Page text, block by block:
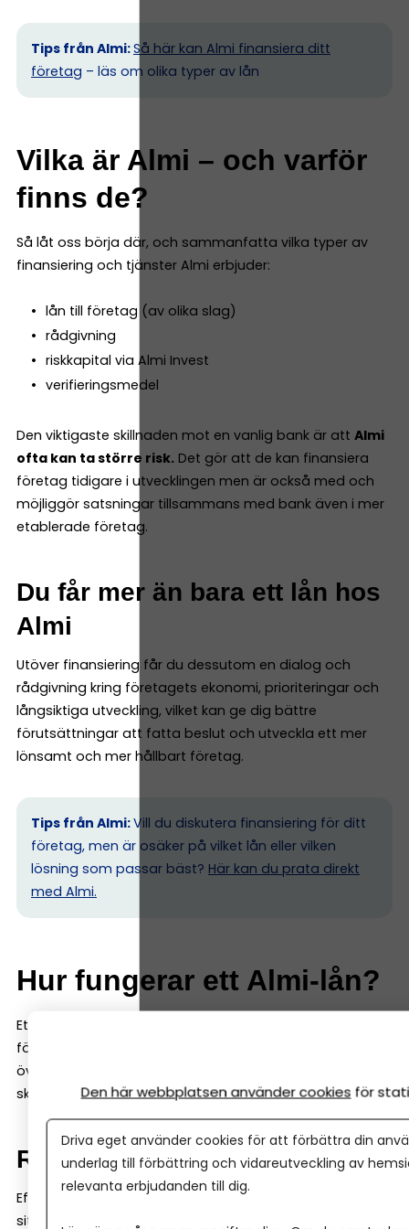
Tips från Almi:Så här kan Almi finansiera ditt
företag – läs om olika typer av lån
Vilka är Almi – och varför
finns de?
Så låt oss börja där, och sammanfatta vilka typer av
finansiering och tjänster Almi erbjuder:
lån till företag (av olika slag)
rådgivning
riskkapital via Almi Invest
verifieringsmedel
Den viktigaste skillnaden mot en vanlig bank är att Almi
ofta kan ta större risk. Det gör att de kan finansiera
företag tidigare i utvecklingen men är också med och
möjliggör satsningar tillsammans med bank även i mer
etablerade företag.
Du får mer än bara ett lån hos
Almi
Utöver finansiering får du dessutom en dialog och
rådgivning kring företagets ekonomi, prioriteringar och
långsiktiga utveckling, vilket kan ge dig bättre
förutsättningar att fatta beslut och utveckla ett mer
lönsamt och mer hållbart företag.
Tips från Almi:Vill du diskutera finansiering för ditt
företag, men är osäker på vilket lån eller vilken
lösning som passar bäst? Här kan du prata direkt
med Almi.
Hur fungerar ett Almi-lån?
Ett Almi-lån fungerar i grunden som ett vanligt
företagslån: du lånar pengar och betalar tillbaka dem
över tid med ränta. Men det finns några viktiga
skillnader.
Räntan är ofta högre
Eftersom Almi tar större del av finansieringen i
situationer med högre osäkerhet är räntan normalt
Den här webbplatsen använder cookies för
Driva eget använder cookies för att förbättra din
underlag till förbättring och vidareutveckling av
relevanta erbjudanden till dig.